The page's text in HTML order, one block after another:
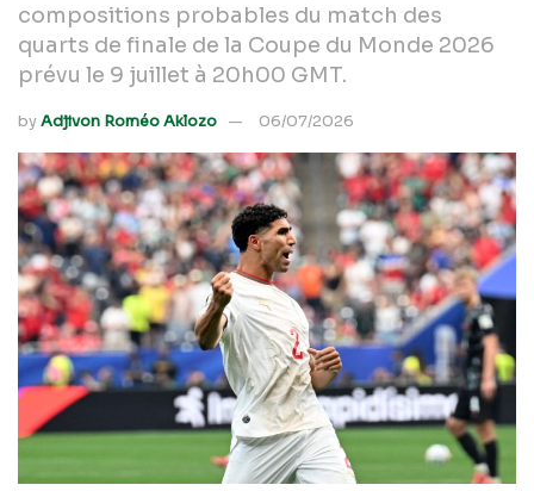
compositions probables du match des
quarts de finale de la Coupe du Monde 2026
prévu le 9 juillet à 20h00 GMT.
byAdjivon Roméo Aklozo 06/07/2026